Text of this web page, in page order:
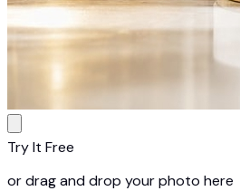
Try It Free
or drag and drop your photo here